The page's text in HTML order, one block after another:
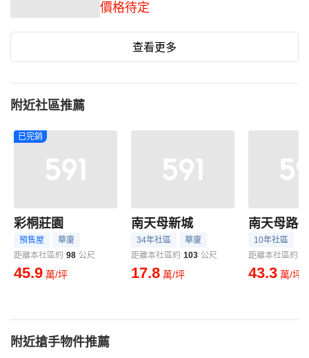
價格待定
查看更多
附近社區推薦
已完銷
彩桐莊園
預售屋
華廈
距離本社區約 98 公尺
45.9 萬/坪
南天母新城
34年社區
華廈
距離本社區約 103 公尺
17.8 萬/坪
10年社區
距離本社區約
43.3 萬/坪
附近搶手物件推薦